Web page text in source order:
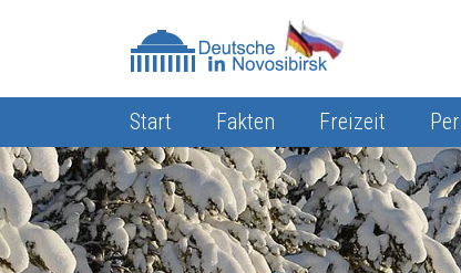
Start Fakten Freizeit